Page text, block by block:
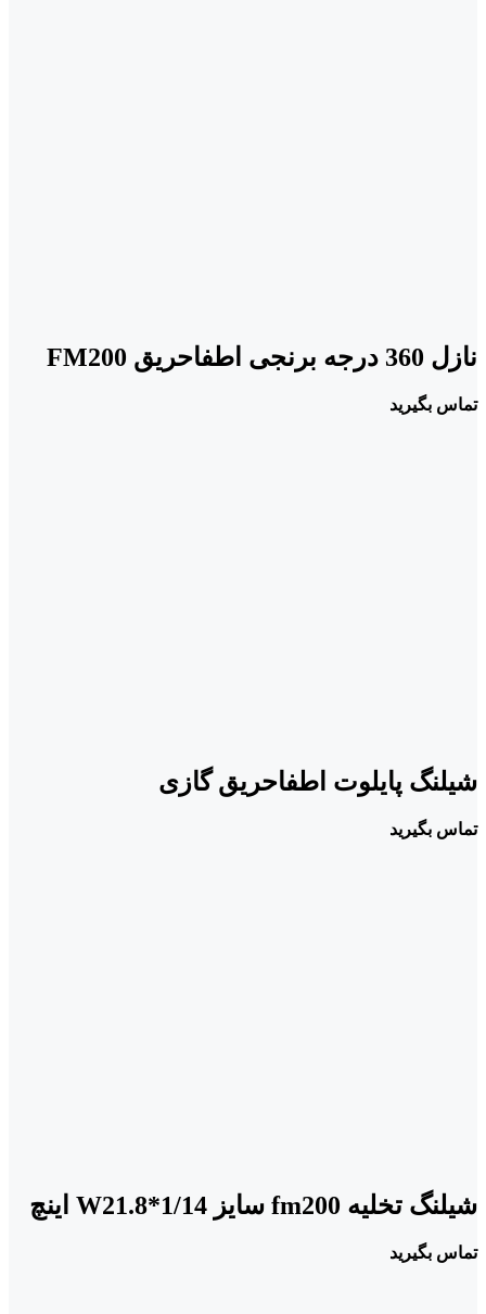
نازل 360 درجه برنجی اطفاحریق FM200
تماس بگیرید
شیلنگ پایلوت اطفاحریق گازی
تماس بگیرید
شیلنگ تخلیه fm200 سایز W21.8*1/14 اینچ
تماس بگیرید